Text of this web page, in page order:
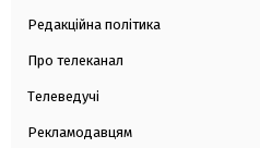
Редакційна політика
Про телеканал
Телеведучі
Рекламодавцям